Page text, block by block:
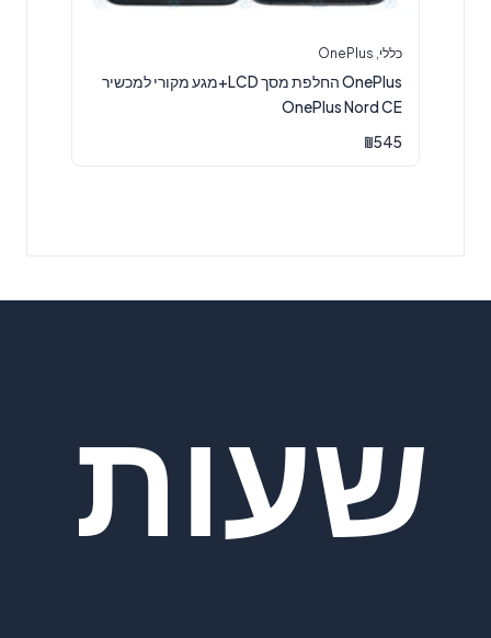
כללי OnePlus
OnePlus החלפת מסך LCD+מגע מקורי למכשיר
OnePlus Nord CE
₪545
שעות